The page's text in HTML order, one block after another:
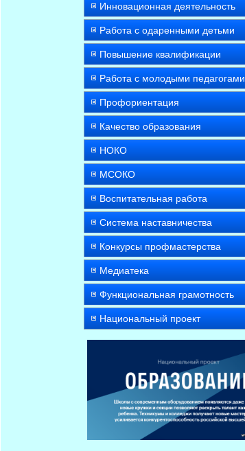
Инновационная деятельность
Работа с одаренными детьми
Повышение квалификации
Работа с молодыми педагогами
Профориентация
Качество образования
НОКО
МСОКО
Воспитательная работа
Система наставничества
Конкурсы профмастерства
Медиатека
Функциональная грамотность
Национальный проект